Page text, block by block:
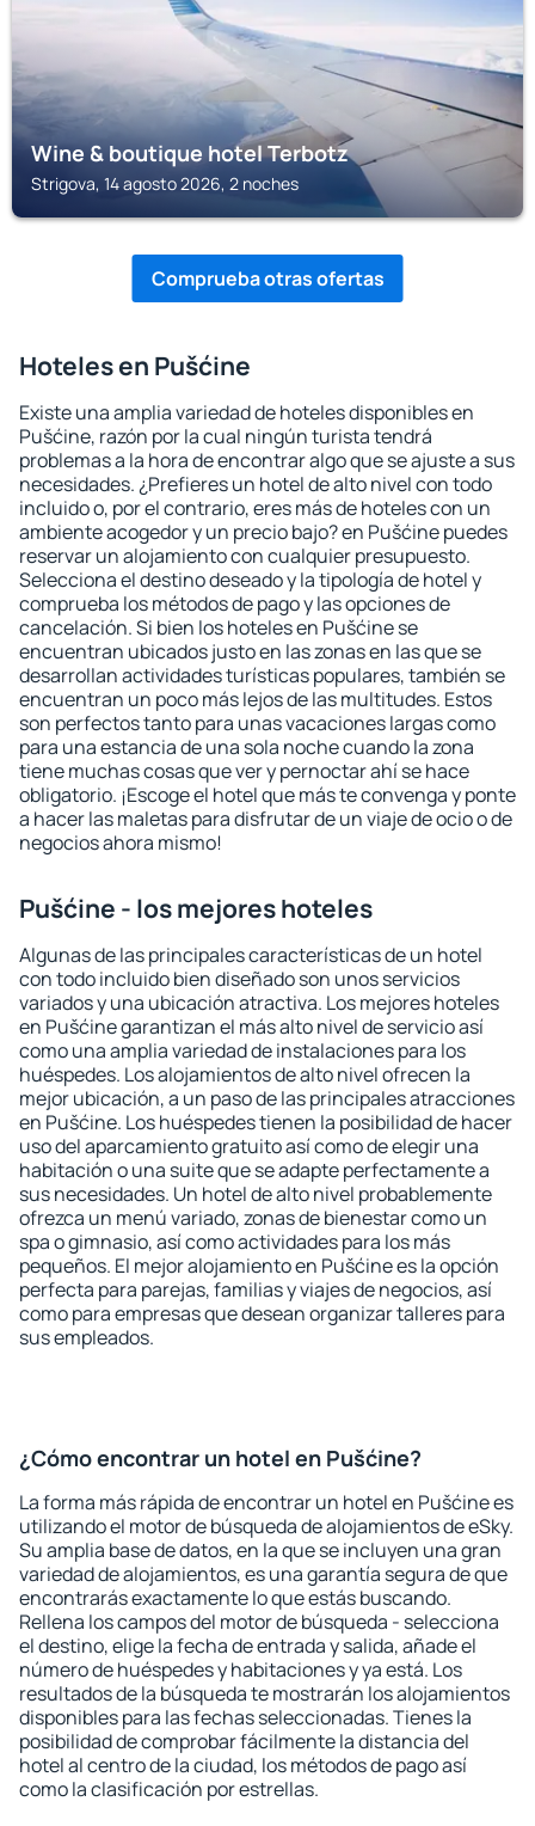
Wine & boutique hotel Terbotz
Strigova, 14 agosto 2026, 2 noches
Comprueba otras ofertas
Hoteles en Pušćine
Existe una amplia variedad de hoteles disponibles en
Pušćine, razón por la cual ningún turista tendrá
problemas a la hora de encontrar algo que se ajuste a sus
necesidades. ¿Prefieres un hotel de alto nivel con todo
incluido o, por el contrario, eres más de hoteles con un
ambiente acogedor y un precio bajo? en Pušćine puedes
reservar un alojamiento con cualquier presupuesto.
Selecciona el destino deseado y la tipología de hotel y
comprueba los métodos de pago y las opciones de
cancelación. Si bien los hoteles en Pušćine se
encuentran ubicados justo en las zonas en las que se
desarrollan actividades turísticas populares, también se
encuentran un poco más lejos de las multitudes. Estos
son perfectos tanto para unas vacaciones largas como
para una estancia de una sola noche cuando la zona
tiene muchas cosas que ver y pernoctar ahí se hace
obligatorio. ¡Escoge el hotel que más te convenga y ponte
a hacer las maletas para disfrutar de un viaje de ocio o de
negocios ahora mismo!
Pušćine - los mejores hoteles
Algunas de las principales características de un hotel
con todo incluido bien diseñado son unos servicios
variados y una ubicación atractiva. Los mejores hoteles
en Pušćine garantizan el más alto nivel de servicio así
como una amplia variedad de instalaciones para los
huéspedes. Los alojamientos de alto nivel ofrecen la
mejor ubicación, a un paso de las principales atracciones
en Pušćine. Los huéspedes tienen la posibilidad de hacer
uso del aparcamiento gratuito así como de elegir una
habitación o una suite que se adapte perfectamente a
sus necesidades. Un hotel de alto nivel probablemente
ofrezca un menú variado, zonas de bienestar como un
spa o gimnasio, así como actividades para los más
pequeños. El mejor alojamiento en Pušćine es la opción
perfecta para parejas, familias y viajes de negocios, así
como para empresas que desean organizar talleres para
sus empleados.
¿Cómo encontrar un hotel en Pušćine?
La forma más rápida de encontrar un hotel en Pušćine es
utilizando el motor de búsqueda de alojamientos de eSky.
Su amplia base de datos, en la que se incluyen una gran
variedad de alojamientos, es una garantía segura de que
encontrarás exactamente lo que estás buscando.
Rellena los campos del motor de búsqueda - selecciona
el destino, elige la fecha de entrada y salida, añade el
número de huéspedes y habitaciones y ya está. Los
resultados de la búsqueda te mostrarán los alojamientos
disponibles para las fechas seleccionadas. Tienes la
posibilidad de comprobar fácilmente la distancia del
hotel al centro de la ciudad, los métodos de pago así
como la clasificación por estrellas.